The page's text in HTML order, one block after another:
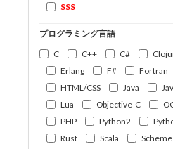
SSS
プログラミング言語
C
C++ C#
Erlang
F# Fortran
HTML/CSS
Java
Lua
Objective-C
PHP
Python2
Rust
Scala Scheme